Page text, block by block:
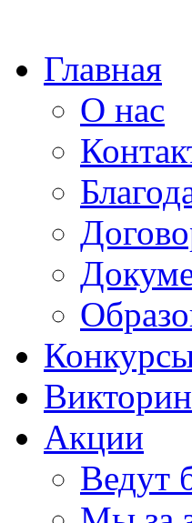
Главная
О нас
Акции
Ведут